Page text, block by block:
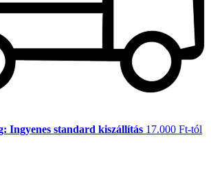
Ingyenes standard kiszállítás 17.000 Ft-tól